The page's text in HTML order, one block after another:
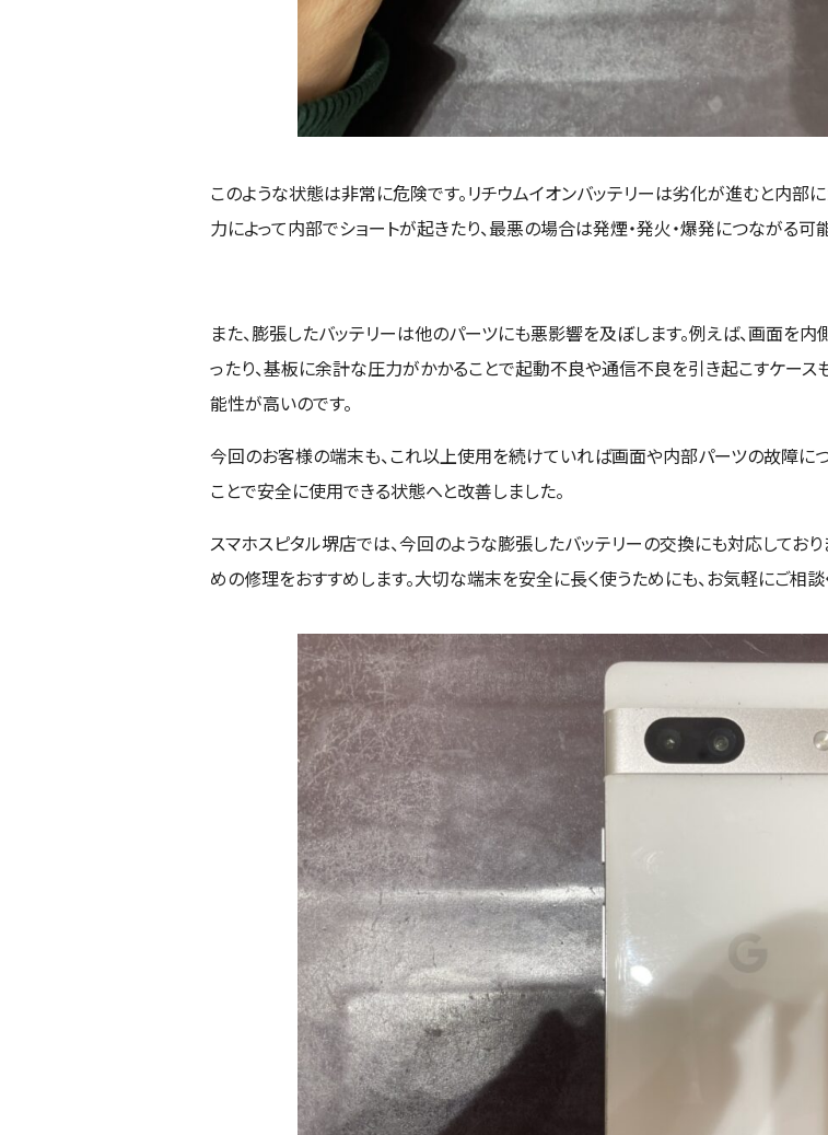
このような状態は非常に危険です。リチウムイオンバッテリーは劣化が進むと内部
力によって内部でショートが起きたり、最悪の場合は発煙・発火・爆発につながる可
また、膨張したバッテリーは他のパーツにも悪影響を及ぼします。例えば、画面を
ったり、基板に余計な圧力がかかることで起動不良や通信不良を引き起こすケース
能性が高いのです。
今回のお客様の端末も、これ以上使用を続けていれば画面や内部パーツの故障に
ことで安全に使用できる状態へと改善しました。
スマホスピタル堺店では、今回のような膨張したバッテリーの交換にも対応しており
めの修理をおすすめします。大切な端末を安全に長く使うためにも、お気軽にご相談